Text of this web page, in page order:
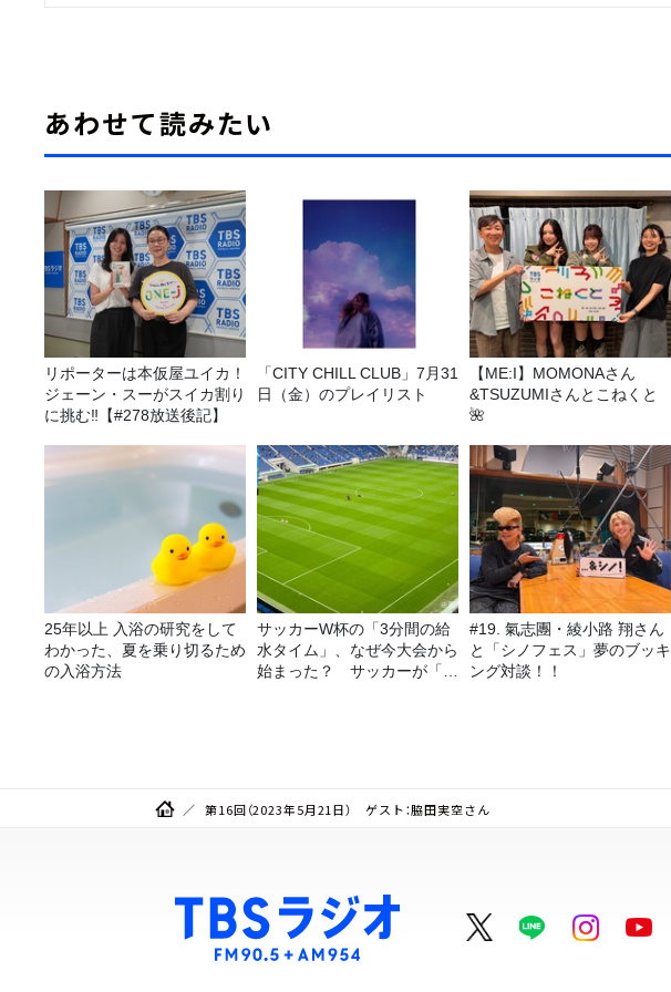
あわせて読みたい
リポーターは本仮屋ユイカ！
ジェーン・スーがスイカ割り
に挑む‼【#278放送後記】
「CITY CHILL CLUB」7月31
日（金）のプレイリスト
【ME:I】MOMONAさん
&TSUZUMIさんとこねくと
🌺
25年以上 入浴の研究をして
わかった、夏を乗り切るため
の入浴方法
サッカーW杯の「3分間の給
水タイム」、なぜ今大会から
始まった？ サッカーが「お
#19. 氣志團・綾小路 翔さん
と「シノフェス」夢のブッキ
ング対談！！
第16回（2023年5月21日） ゲスト：脇田実空さん